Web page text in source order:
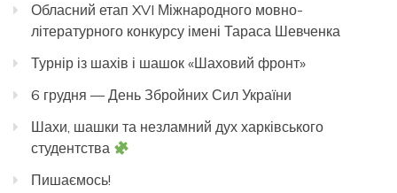
Обласний етап XVI Міжнародного мовно-
літературного конкурсу імені Тараса Шевченка
Турнір із шахів і шашок «Шаховий фронт»
6 грудня — День Збройних Сил України
Шахи, шашки та незламний дух харківського
студентства
Пишаємось!